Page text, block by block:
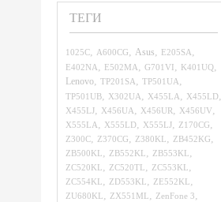
ТЕГИ
1025C, A600CG, Asus, E205SA,
E402NA, E502MA, G701VI, K401UQ,
Lenovo, TP201SA, TP501UA,
TP501UB, X302UA, X455LA, X455LD,
X455LJ, X456UA, X456UR, X456UV,
X555LA, X555LD, X555LJ, Z170CG,
Z300C, Z370CG, Z380KL, ZB452KG,
ZB500KL, ZB552KL, ZB553KL,
ZC520KL, ZC520TL, ZC553KL,
ZC554KL, ZD553KL, ZE552KL,
ZU680KL, ZX551ML, ZenFone 3,